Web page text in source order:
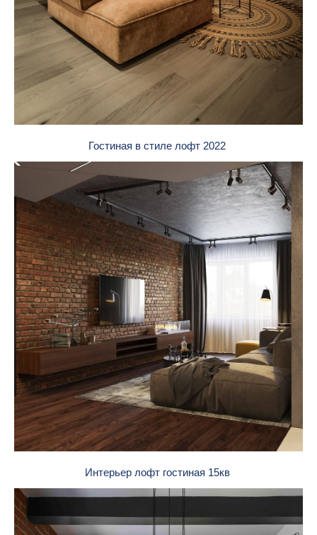
Гостиная в стиле лофт 2022
Интерьер лофт гостиная 15кв